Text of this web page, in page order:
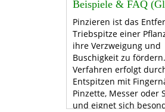
Beispiele & FAQ
Pinzieren ist das
Triebspitze einer
ihre Verzweigung und
Buschigkeit zu
Verfahren erfolgt
Entspitzen mit
Pinzette, Messer oder
und eignet sich